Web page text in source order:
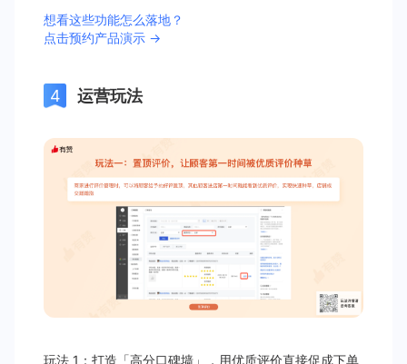
想看这些功能怎么落地？
点击预约产品演示 →
运营玩法
玩法 1：打造「高分口碑墙」，用优质评价直接促成下单